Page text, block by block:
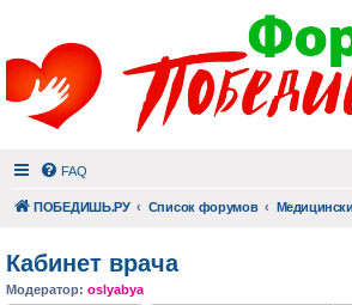
FAQ
ПОБЕДИШЬ.РУ Список форумов
Кабинет врача
Модератор: oslyabya